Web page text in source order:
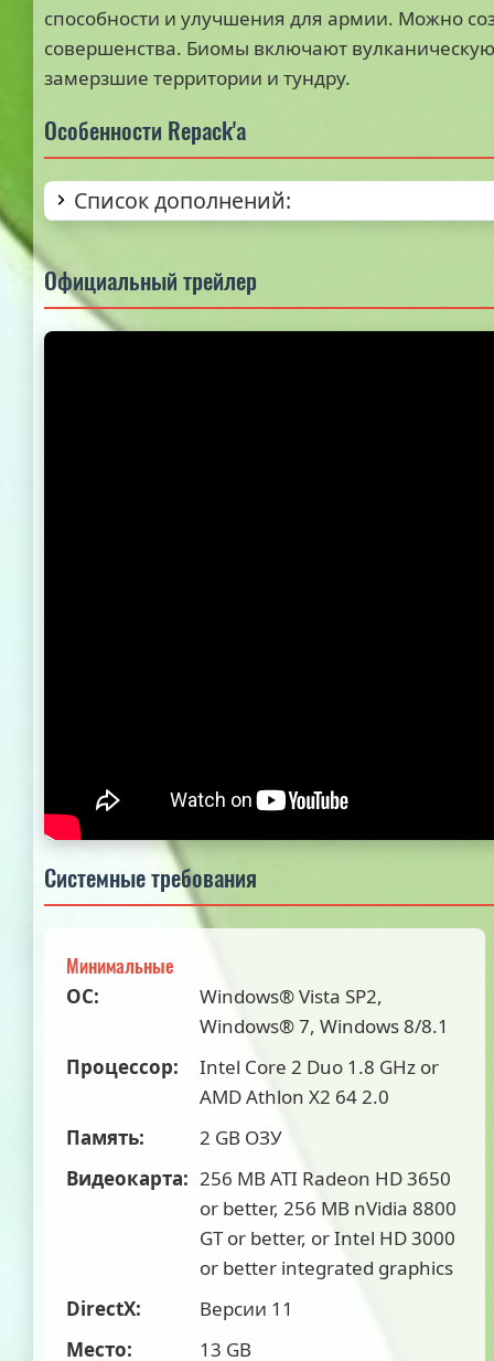
способности и улучшения для армии. Можно
совершенства. Биомы включают
замерзшие территории и тундру.
Особенности Repack'а
Список дополнений:
Официальный трейлер
Системные требования
Минимальные
ОС:
Windows® Vista SP2,
Windows® 7, Windows 8/8.1
Процессор:
Intel Core 2 Duo 1.8 GHz or
AMD Athlon X2 64 2.0
Память:
2 GB ОЗУ
Видеокарта: 256 MB ATI Radeon HD 3650
or better, 256 MB nVidia 8800
GT or better, or Intel HD 3000
or better integrated graphics
DirectX:
Версии 11
Место:
13 GB